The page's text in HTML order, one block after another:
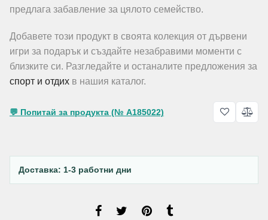
предлага забавление за цялото семейство.
Добавете този продукт в своята колекция от дървени
игри за подарък и създайте незабравими моменти с
близките си. Разгледайте и останалите предложения за
спорт и отдих в нашия каталог.
💬 Попитай за продукта (№ A185022)
Доставка: 1-3 работни дни